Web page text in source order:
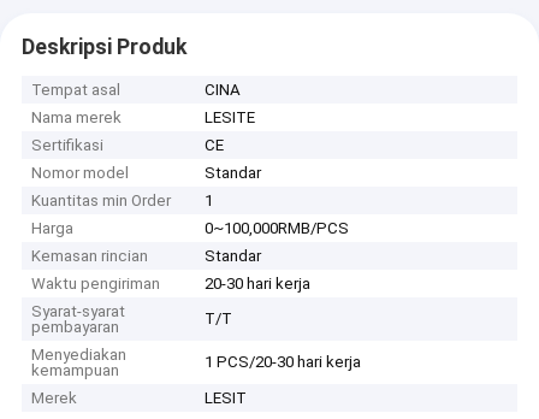
Deskripsi Produk
Tempat asal
CINA
Nama merek
LESITE
Sertifikasi
CE
Nomor model
Standar
Kuantitas min Order
1
Harga
0~100,000RMB/PCS
Kemasan rincian
Standar
Waktu pengiriman
20-30 hari kerja
Syarat-syarat
pembayaran
T/T
Menyediakan
kemampuan
1 PCS/20-30 hari kerja
Merek
LESIT